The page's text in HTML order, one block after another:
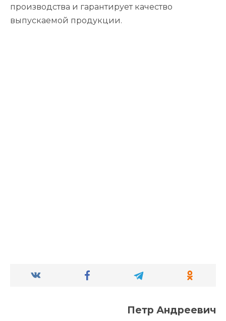
производства и гарантирует качество
выпускаемой продукции.
Петр Андреевич